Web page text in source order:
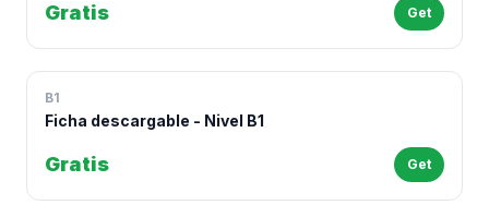
Gratis Get
B1
Ficha descargable - Nivel B1
Gratis Get